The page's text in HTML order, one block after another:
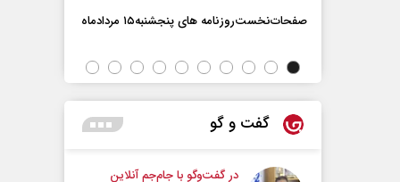
صفحات‌نخست‌روزنامه ها‌ی پنجشنبه‌۱۵ مردادماه
گفت و گو
در گفت‌و‌گو با جام‌جم آنلاین